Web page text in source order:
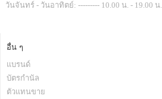
วันจันทร์ - วันอาทิตย์: --------- 10.00 น. - 19.00 น.
อื่น ๆ
แบรนด์
บัตรกำนัล
ตัวแทนขาย